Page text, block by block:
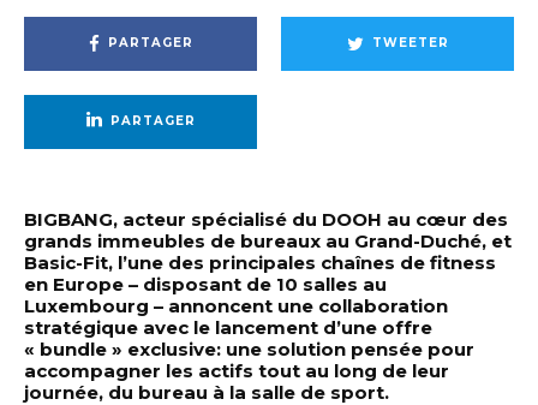
PARTAGER TWEETER
PARTAGER
BIGBANG, acteur spécialisé du DOOH au cœur des
grands immeubles de bureaux au Grand-Duché, et
Basic-Fit, l’une des principales chaînes de fitness
en Europe – disposant de 10 salles au
Luxembourg – annoncent une collaboration
stratégique avec le lancement d’une offre
« bundle » exclusive: une solution pensée pour
accompagner les actifs tout au long de leur
journée, du bureau à la salle de sport.